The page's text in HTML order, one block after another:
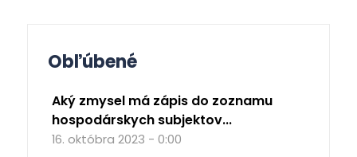
Obľúbené
Aký zmysel má zápis do zoznamu
hospodárskych subjektov...
16. októbra 2023 - 0:00